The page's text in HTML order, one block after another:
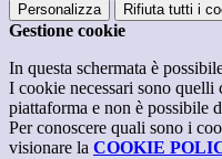
Personalizza Rifiuta tutti i
Gestione cookie
In questa schermata è
I cookie necessari sono
piattaforma e non è possibile
Per conoscere quali sono i
visionare la COOKIE